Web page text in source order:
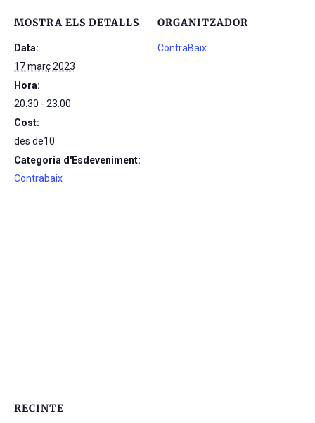
MOSTRA ELS DETALLS
Data:
17 març 2023
Hora:
20:30 - 23:00
Cost:
des de10
Categoria d'Esdeveniment:
Contrabaix
ORGANITZADOR
ContraBaix
RECINTE